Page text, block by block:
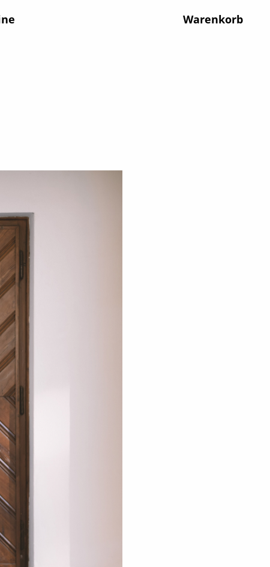
Warenkorb